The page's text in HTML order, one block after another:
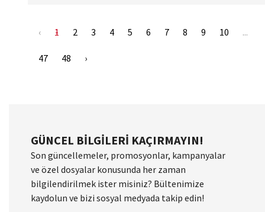
‹ 1 2 3 4 5 6 7 8 9 10 ...
47 48 ›
GÜNCEL BILGILERI KAÇIRMAYIN!
Son güncellemeler, promosyonlar, kampanyalar
ve özel dosyalar konusunda her zaman
bilgilendirilmek ister misiniz? Bültenimize
kaydolun ve bizi sosyal medyada takip edin!